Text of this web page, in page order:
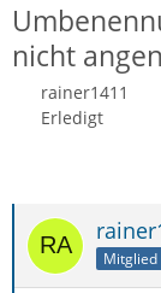
nicht
rainer1411
Erledigt
Mitglied